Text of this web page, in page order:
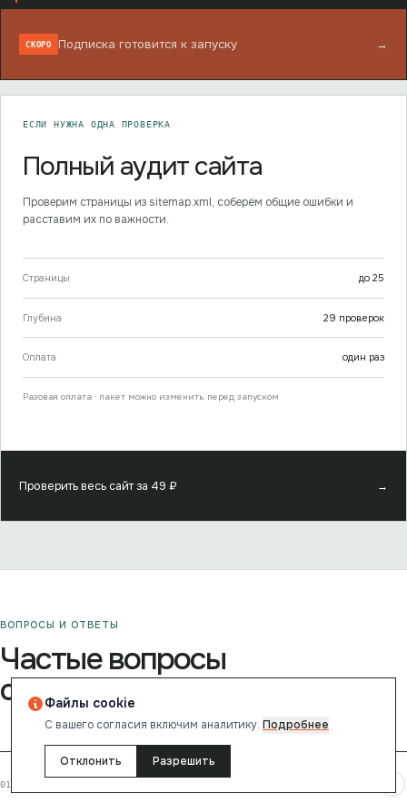
СКОРО Подписка готовится к запуску →
ЕСЛИ НУЖНА ОДНА ПРОВЕРКА
Полный аудит сайта
Проверим страницы из sitemap.xml, соберём общие ошибки и
расставим их по важности.
Страницы до 25
Глубина 29 проверок
Оплата один раз
Разовая оплата · пакет можно изменить перед запуском
Проверить весь сайт за 49 ₽ →
ВОПРОСЫ И ОТВЕТЫ
Частые вопросы
об этом отчёте
01
Файлы cookie
С вашего согласия включим аналитику. Подробнее
Отклонить Разрешить